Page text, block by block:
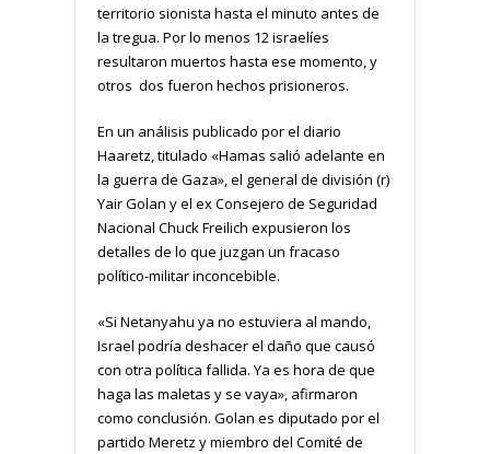
territorio sionista hasta el minuto antes de
la tregua. Por lo menos 12 israelíes
resultaron muertos hasta ese momento, y
otros dos fueron hechos prisioneros.
En un análisis publicado por el diario
Haaretz, titulado «Hamas salió adelante en
la guerra de Gaza», el general de división (r)
Yair Golan y el ex Consejero de Seguridad
Nacional Chuck Freilich expusieron los
detalles de lo que juzgan un fracaso
político-militar inconcebible.
«Si Netanyahu ya no estuviera al mando,
Israel podría deshacer el daño que causó
con otra política fallida. Ya es hora de que
haga las maletas y se vaya», afirmaron
como conclusión. Golan es diputado por el
partido Meretz y miembro del Comité de